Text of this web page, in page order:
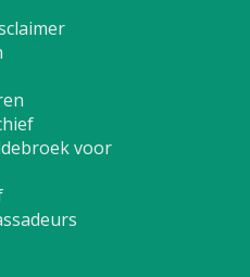
voor